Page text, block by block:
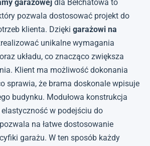
garażowej dla Bełchatowa to
pozwala dostosować projekt do
klienta. Dzięki garażowi na
unikalne wymagania
układu, co znacząco zwiększa
Klient ma możliwość dokonania
sprawia, że brama doskonale wpisuje
budynku. Modułowa konstrukcja
w podejściu do
na łatwe dostosowanie
garażu. W ten sposób każdy